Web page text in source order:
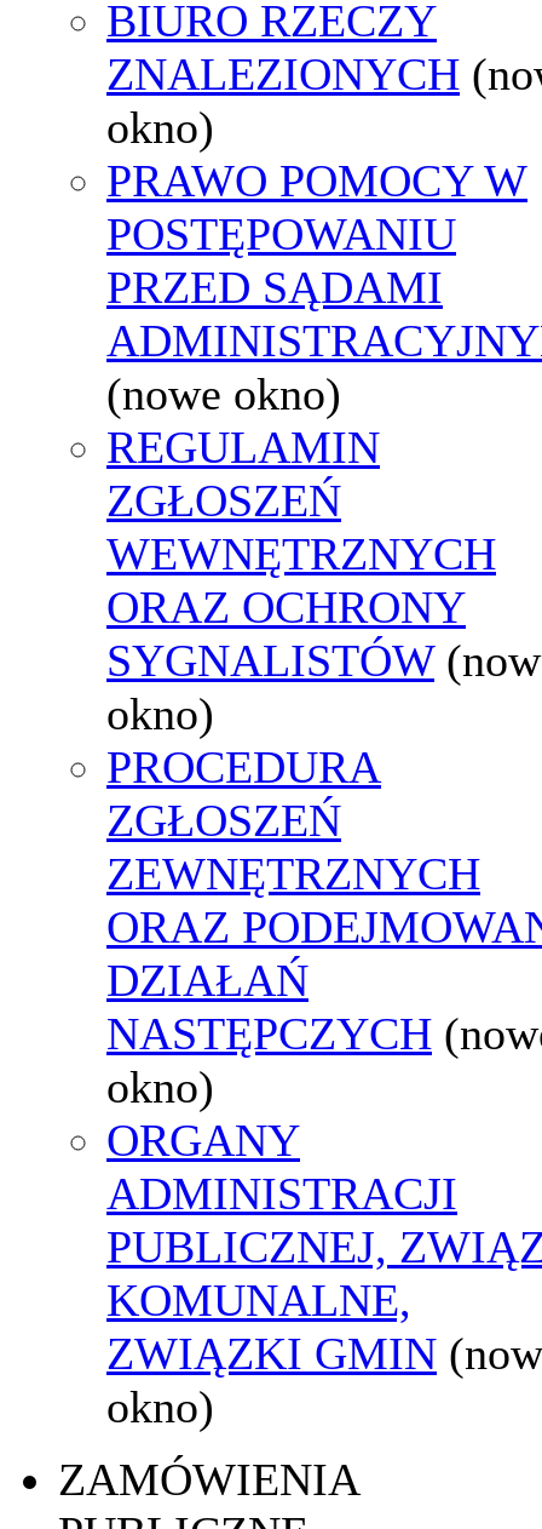
BIURO RZECZY
ZNALEZIONYCH
okno)
PRAWO POMOCY W
POSTĘPOWANIU
PRZED SĄDAMI
(nowe okno)
REGULAMIN
ZGŁOSZEŃ
WEWNĘTRZNYCH
ORAZ OCHRONY
SYGNALISTÓW
okno)
PROCEDURA
ZGŁOSZEŃ
ZEWNĘTRZNYCH
ORAZ
DZIAŁAŃ
NASTĘPCZYCH
okno)
ORGANY
ADMINISTRACJI
PUBLICZNEJ,
KOMUNALNE,
ZWIĄZKI GMIN
okno)
ZAMÓWIENIA